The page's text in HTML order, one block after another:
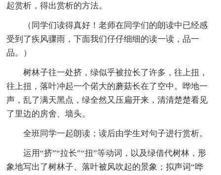
起赏析，得出赏析的方法。
（同学们读得真好！老师在同学们的朗读中已经感
受到了疾风骤雨，下面我们仔仔细细的读一读，品一
品。）
树林子往一处挤，绿似乎被拉长了许多，往上扭，
往上扭，落叶冲起一个偌大的蘑菇长在了空中。哗地一
声，乱了满天黑点，绿全然又压扁开来，清清楚楚看见
了里边的房舍、墙头。
全班同学一起朗读；读后由学生对句子进行赏析。
运用“挤”“拉长”“扭”等动词，以及绿借代树林，形
象地写出了树林子、落叶被风吹起的景象；拟声词“哗